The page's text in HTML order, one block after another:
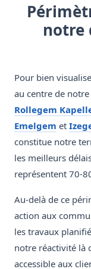
notre
Pour bien
au centre de
Rollegem
Emelgem et
constitue notre
les meilleurs
représentent 70-
Au-delà de ce
action aux
les travaux
notre réactivité là
accessible aux